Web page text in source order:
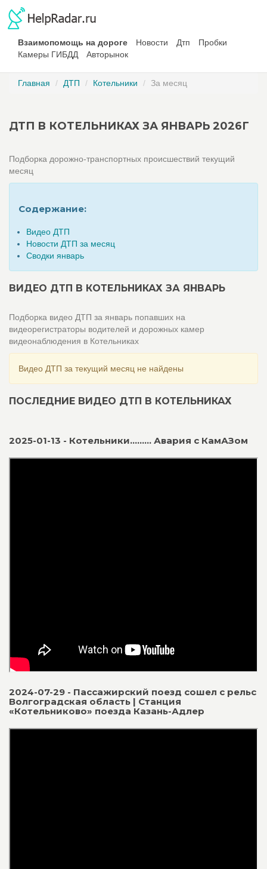
Взаимопомощь на дороге Новости Дтп
Пробки
Камеры ГИБДД
Авторынок
Главная ДТП Котельники За месяц
ДТП В КОТЕЛЬНИКАХ ЗА ЯНВАРЬ 2026Г
Подборка дорожно-транспортных происшествий текущий
месяц
Содержание:
Видео ДТП
Новости ДТП за месяц
Сводки январь
ВИДЕО ДТП В КОТЕЛЬНИКАХ ЗА ЯНВАРЬ
Подборка видео ДТП за январь попавших на
видеорегистраторы водителей и дорожных камер
видеонаблюдения в Котельниках
Видео ДТП за текущий месяц не найдены
ПОСЛЕДНИЕ ВИДЕО ДТП В КОТЕЛЬНИКАХ
2025-01-13 - Котельники......... Авария с КамАЗом
2024-07-29 - Пассажирский поезд сошел с рельс
Волгоградская область | Станция
«Котельниково» поезда Казань-Адлер